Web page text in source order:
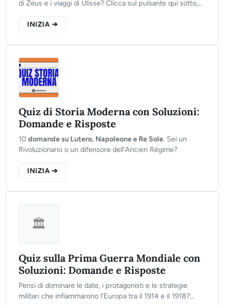
di Zeus e i viaggi di Ulisse? Clicca sul pulsante qui sotto,
vero esperto di miti greci!
INIZIA ➔
Quiz di Storia Moderna con Soluzioni:
Domande e Risposte
10 domande su Lutero, Napoleone e Re Sole. Sei un
Rivoluzionario o un difensore dell'Ancien Régime?
INIZIA ➔
🏛️
Quiz sulla Prima Guerra Mondiale con
Soluzioni: Domande e Risposte
Pensi di dominare le date, i protagonisti e le strategie
militari che infiammarono l'Europa tra il 1914 e il 1918?